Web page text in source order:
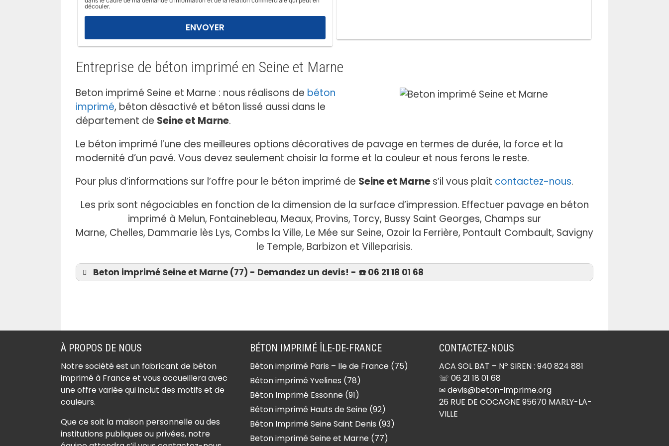
l
a
s
e
c
e
c
h
a
p
v
d
découler.
Entreprise de béton imprimé en Seine et Marne
Beton imprimé Seine et Marne : nous réalisons de béton
imprimé, béton désactivé et béton lissé aussi dans le
département de Seine et Marne.
Le béton imprimé l’une des meilleures options décoratives de pavage en termes de durée, la force et la
modernité d’un pavé. Vous devez seulement choisir la forme et la couleur et nous ferons le reste.
Pour plus d’informations sur l’offre pour le béton imprimé de Seine et Marnes’il vous plaît contactez-nous.
Les prix sont négociables en fonction de la dimension de la surface d’impression. Effectuer pavage en béton
imprimé à Melun, Fontainebleau, Meaux, Provins, Torcy, Bussy Saint Georges, Champs sur
Marne, Chelles, Dammarie lès Lys, Combs la Ville, Le Mée sur Seine, Ozoir la Ferrière, Pontault Combault, Savigny
le Temple, Barbizon et Villeparisis.
Beton imprimé Seine et Marne (77) - Demandez un devis! - ☎️ 06 21 18 01 68
la-Forêt (77760)
Béton imprimé Amillis
(77120)
Béton imprimé Amponville
(77760)
(77390)
Béton imprimé Annet-sur-
Marne (77410)
(77165)
Béton imprimé Forges
(77130)
Béton imprimé Fouju
(77390)
Béton imprimé Fresnes-
sur-Marne (77410)
Béton imprimé Frétoy
(77320)
(77440)
Béton imprimé Oissery
Béton imprimé Orly-sur-
Morin (77750)
Béton imprimé Ormesson
À PROPOS DE NOUS
Notre société est un fabricant de béton
imprimé à France et vous accueillera avec
une offre variée qui inclut des motifs et de
couleurs.
Que ce soit la maison personnelle ou des
institutions publiques ou privées, notre
BÉTON IMPRIMÉ ÎLE-DE-FRANCE
Béton imprimé Paris – Ile de France (75)
Béton imprimé Yvelines (78)
Béton Imprimé Essonne (91)
Béton imprimé Hauts de Seine (92)
Béton Imprimé Seine Saint Denis (93)
Beton imprimé Seine et Marne (77)
CONTACTEZ-NOUS
ACA SOL BAT – Nº SIREN : 940 824 881
☏ 06 21 18 01 68
✉ devis@beton-imprime.org
26 RUE DE COCAGNE 95670 MARLY-LA-
VILLE